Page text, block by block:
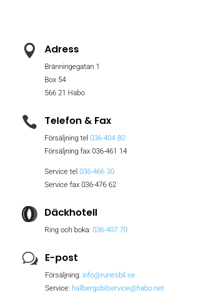
 Adress
Bränningegatan 1
Box 54
566 21 Habo
 Telefon & Fax
Försäljning tel 036-404 80
Försäljning fax 036-461 14
Service tel 036-466 30
Service fax 036-476 62
Däckhotell
Ring och boka: 036-407 70
w E-post
Försäljning: info@runesbil.se
Service: hallbergsbilservice@habo.net